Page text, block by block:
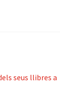
seus llibres a